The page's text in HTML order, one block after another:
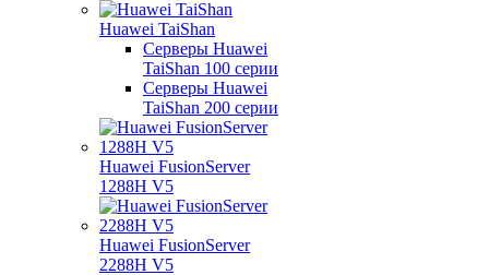
Huawei TaiShan
Серверы Huawei
TaiShan 100 серии
Серверы Huawei
TaiShan 200 серии
Huawei FusionServer
1288H V5
Huawei FusionServer
2288H V5